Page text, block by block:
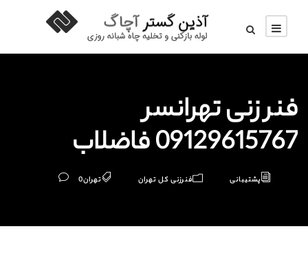
فنر زنی تهرانسر
09129615767 فاضلاب
پشتیبانی فنرزنی کل تهران تهران0